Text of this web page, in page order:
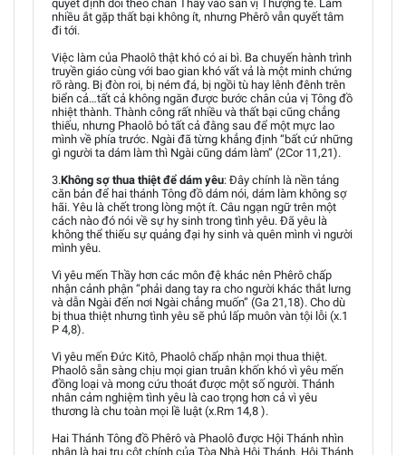
quyết định dõi theo chân Thầy vào sân vị Thượng tế. Làm
nhiều ắt gặp thất bại không ít, nhưng Phêrô vẫn quyết tâm
đi tới.
Việc làm của Phaolô thật khó có ai bì. Ba chuyến hành trình
truyền giáo cùng với bao gian khó vất vả là một minh chứng
rõ ràng. Bị đòn roi, bị ném đá, bị ngồi tù hay lênh đênh trên
biển cả…tất cả không ngăn được bước chân của vị Tông đồ
nhiệt thành. Thành công rất nhiều và thất bại cũng chẳng
thiếu, nhưng Phaolô bỏ tất cả đằng sau để một mực lao
mình về phía trước. Ngài đã từng khẳng định “bất cứ những
gì người ta dám làm thì Ngài cũng dám làm” (2Cor 11,21).
3.Không sợ thua thiệt để dám yêu: Đây chính là nền tảng
căn bản để hai thánh Tông đồ dám nói, dám làm không sợ
hãi. Yêu là chết trong lòng một ít. Câu ngạn ngữ trên một
cách nào đó nói về sự hy sinh trong tình yêu. Đã yêu là
không thể thiếu sự quảng đại hy sinh và quên mình vì người
mình yêu.
Vì yêu mến Thầy hơn các môn đệ khác nên Phêrô chấp
nhận cảnh phận “phải dang tay ra cho người khác thắt lưng
và dẫn Ngài đến nơi Ngài chẳng muốn” (Ga 21,18). Cho dù
bị thua thiệt nhưng tình yêu sẽ phủ lấp muôn vàn tội lỗi (x.1
P 4,8).
Vì yêu mến Đức Kitô, Phaolô chấp nhận mọi thua thiệt.
Phaolô sẵn sàng chịu mọi gian truân khốn khó vì yêu mến
đồng loại và mong cứu thoát được một số người. Thánh
nhân cảm nghiệm tình yêu là cao trọng hơn cả vì yêu
thương là chu toàn mọi lề luật (x.Rm 14,8 ).
Hai Thánh Tông đồ Phêrô và Phaolô được Hội Thánh nhìn
nhận là hai trụ cột chính của Tòa Nhà Hội Thánh. Hội Thánh